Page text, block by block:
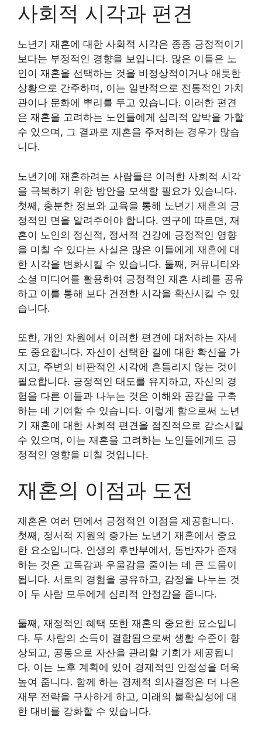
사회적 시각과 편견
노년기 재혼에 대한 사회적 시각은 종종 긍정적이기
보다는 부정적인 경향을 보입니다. 많은 이들은 노
인이 재혼을 선택하는 것을 비정상적이거나 애틋한
상황으로 간주하며, 이는 일반적으로 전통적인 가치
관이나 문화에 뿌리를 두고 있습니다. 이러한 편견
은 재혼을 고려하는 노인들에게 심리적 압박을 가할
수 있으며, 그 결과로 재혼을 주저하는 경우가 많습
니다.
노년기에 재혼하려는 사람들은 이러한 사회적 시각
을 극복하기 위한 방안을 모색할 필요가 있습니다.
첫째, 충분한 정보와 교육을 통해 노년기 재혼의 긍
정적인 면을 알려주어야 합니다. 연구에 따르면, 재
혼이 노인의 정신적, 정서적 건강에 긍정적인 영향
을 미칠 수 있다는 사실은 많은 이들에게 재혼에 대
한 시각을 변화시킬 수 있습니다. 둘째, 커뮤니티와
소셜 미디어를 활용하여 긍정적인 재혼 사례를 공유
하고 이를 통해 보다 건전한 시각을 확산시킬 수 있
습니다.
또한, 개인 차원에서 이러한 편견에 대처하는 자세
도 중요합니다. 자신이 선택한 길에 대한 확신을 가
지고, 주변의 비판적인 시각에 흔들리지 않는 것이
필요합니다. 긍정적인 태도를 유지하고, 자신의 경
험을 다른 이들과 나누는 것은 이해와 공감을 구축
하는 데 기여할 수 있습니다. 이렇게 함으로써 노년
기 재혼에 대한 사회적 편견을 점진적으로 감소시킬
수 있으며, 이는 재혼을 고려하는 노인들에게도 긍
정적인 영향을 미칠 것입니다.
재혼의 이점과 도전
재혼은 여러 면에서 긍정적인 이점을 제공합니다.
첫째, 정서적 지원의 증가는 노년기 재혼에서 중요
한 요소입니다. 인생의 후반부에서, 동반자가 존재
하는 것은 고독감과 우울감을 줄이는 데 큰 도움이
됩니다. 서로의 경험을 공유하고, 감정을 나누는 것
이 두 사람 모두에게 심리적 안정감을 줍니다.
둘째, 재정적인 혜택 또한 재혼의 중요한 요소입니
다. 두 사람의 소득이 결합됨으로써 생활 수준이 향
상되고, 공동으로 자산을 관리할 기회가 제공됩니
다. 이는 노후 계획에 있어 경제적인 안정성을 더욱
높여 줍니다. 함께 하는 경제적 의사결정은 더 나은
재무 전략을 구사하게 하고, 미래의 불확실성에 대
한 대비를 강화할 수 있습니다.